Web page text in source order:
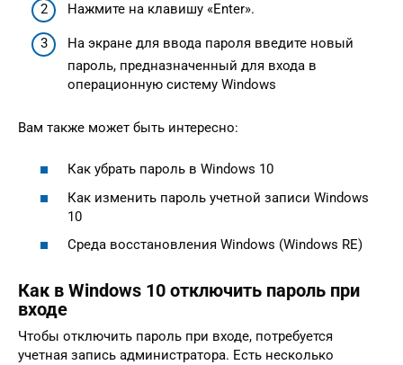
Нажмите на клавишу «Enter».
На экране для ввода пароля введите новый
пароль, предназначенный для входа в
операционную систему Windows
Вам также может быть интересно:
Как убрать пароль в Windows 10
Как изменить пароль учетной записи Windows
10
Среда восстановления Windows (Windows RE)
Как в Windows 10 отключить пароль при
входе
Чтобы отключить пароль при входе, потребуется
учетная запись администратора. Есть несколько